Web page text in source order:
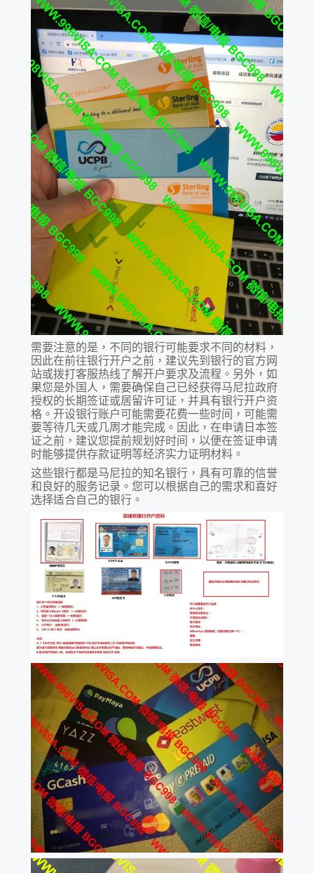
需要注意的是，不同的银行可能要求不同的材料，
因此在前往银行开户之前，建议先到银行的官方网
站或拨打客服热线了解开户要求及流程。另外，如
果您是外国人，需要确保自己已经获得马尼拉政府
授权的长期签证或居留许可证，并具有银行开户资
格。开设银行账户可能需要花费一些时间，可能需
要等待几天或几周才能完成。因此，在申请日本签
证之前，建议您提前规划好时间，以便在签证申请
时能够提供存款证明等经济实力证明材料。
这些银行都是马尼拉的知名银行，具有可靠的信誉
和良好的服务记录。您可以根据自己的需求和喜好
选择适合自己的银行。